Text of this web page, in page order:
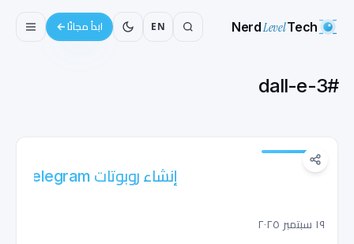
NerdLevelTech
EN ابدأ مجانًا
#
dall-e-3
إنشاء روبوتات Telegram قوية باستخدام الذكاء
١٩ سبتمبر ٢٠٢٥